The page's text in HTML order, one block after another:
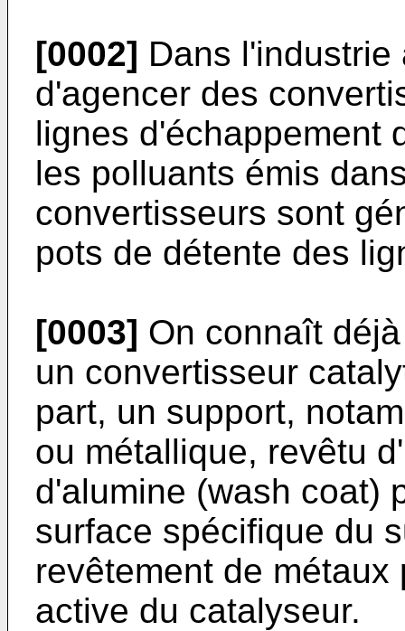
[0002] Dans
d'agencer des
lignes d'échappement
les polluants émis
convertisseurs sont
pots de détente des
[0003] On connaît
un convertisseur
part, un support,
ou métallique, revêtu
d'alumine (wash coat)
surface spécifique du
revêtement de
active du catalyseur.